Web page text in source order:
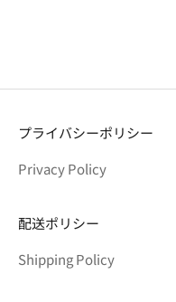
プライバシーポリシー
Privacy Policy
配送ポリシー
Shipping Policy